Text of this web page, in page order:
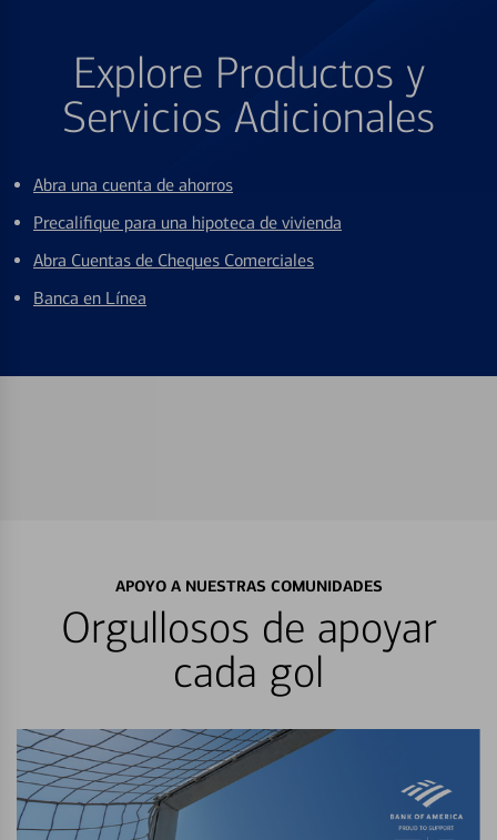
Explore Productos y
Servicios Adicionales
Abra una cuenta de ahorros
Precalifique para una hipoteca de vivienda
Abra Cuentas de Cheques Comerciales
Banca en Línea
APOYO A NUESTRAS COMUNIDADES
Orgullosos de apoyar
cada gol